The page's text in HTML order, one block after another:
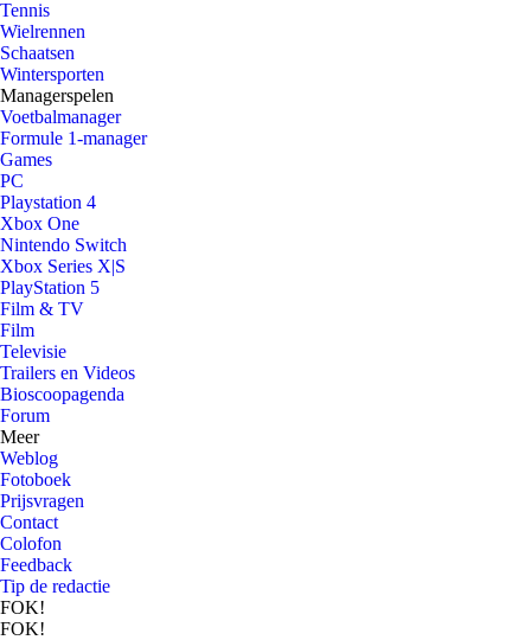
Tennis
Wielrennen
Schaatsen
Wintersporten
Managerspelen
Voetbalmanager
Formule 1-manager
Games
PC
Playstation 4
Xbox One
Nintendo Switch
Xbox Series X|S
PlayStation 5
Film & TV
Film
Televisie
Trailers en Videos
Bioscoopagenda
Forum
Meer
Weblog
Fotoboek
Prijsvragen
Contact
Colofon
Feedback
Tip de redactie
FOK!
FOK!